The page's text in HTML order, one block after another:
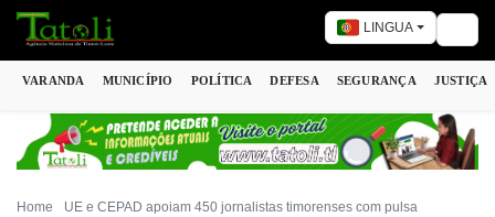
LINGUA
VARANDA MUNICÍPIO POLÍTICA DEFESA SEGURANÇA JUSTIÇA
Home UE e CEPAD apoiam 450 jornalistas timorenses com pulsa